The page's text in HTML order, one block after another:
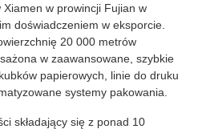
w prowincji Fujian w
doświadczeniem w eksporcie.
20 000 metrów
w zaawansowane, szybkie
papierowych, linie do druku
systemy pakowania.
składający się z ponad 10